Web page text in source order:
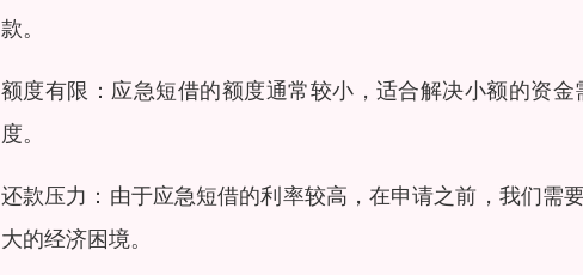
款。
额度有限：应急短借的额度通常较小，适合解决小额的资
度。
还款压力：由于应急短借的利率较高，在申请之前，我们需
大的经济困境。